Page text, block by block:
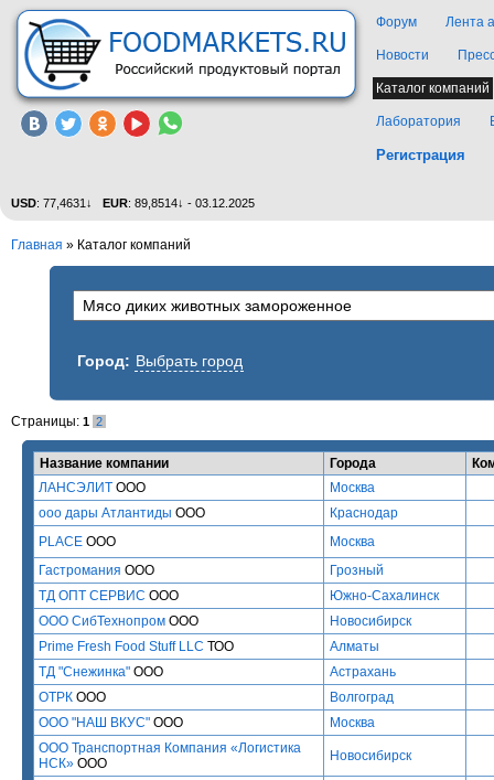
Форум Лента
Новости
Каталог компаний
Лаборатория
Регистрация
USD: 77,4631↓ EUR: 89,8514↓ - 03.12.2025
Главная » Каталог компаний
Город: Выбрать город
Страницы: 1 2
Название компании Города
ЛАНСЭЛИТ ООО
Москва
ооо дары Атлантиды ООО
Краснодар
PLACE ООО
Москва
Гастромания ООО
Грозный
ТД ОПТ СЕРВИС ООО
Южно-Сахалинск
ООО СибТехнопром ООО
Новосибирск
Prime Fresh Food Stuff LLC ТОО
Алматы
ТД "Снежинка" ООО
Астрахань
ОТРК ООО
Волгоград
ООО "НАШ ВКУС" ООО
Москва
ООО Транспортная Компания «Логистика
НСК» ООО Новосибирск